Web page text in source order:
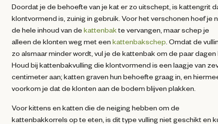
Doordat je de behoefte van je kat er zo uitschept, is kattengrit
klontvormend is, zuinig in gebruik. Voor het verschonen hoef je
de hele inhoud van de kattenbakte vervangen, maar schep je
alleen de klonten weg met een kattenbakschep . Omdat de
zo alsmaar minder wordt, vul je de kattenbak om de paar dagen
Houd bij kattenbakvulling die klontvormend is een laagje van
centimeter aan; katten graven hun behoefte graag in, en
voorkom je dat de klonten aan de bodem blijven plakken.
Voor kittens en katten die de neiging hebben om de
kattenbakkorrels op te eten, is dit type vulling niet geschikt en